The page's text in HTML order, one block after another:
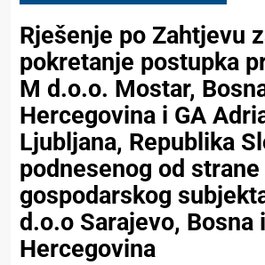
Rješenje po Zahtjevu
pokretanje postupka
M d.o.o. Mostar,
Hercegovina i GA
Ljubljana, Republika
podnesenog od strane
gospodarskog
d.o.o Sarajevo, Bosna i
Hercegovina